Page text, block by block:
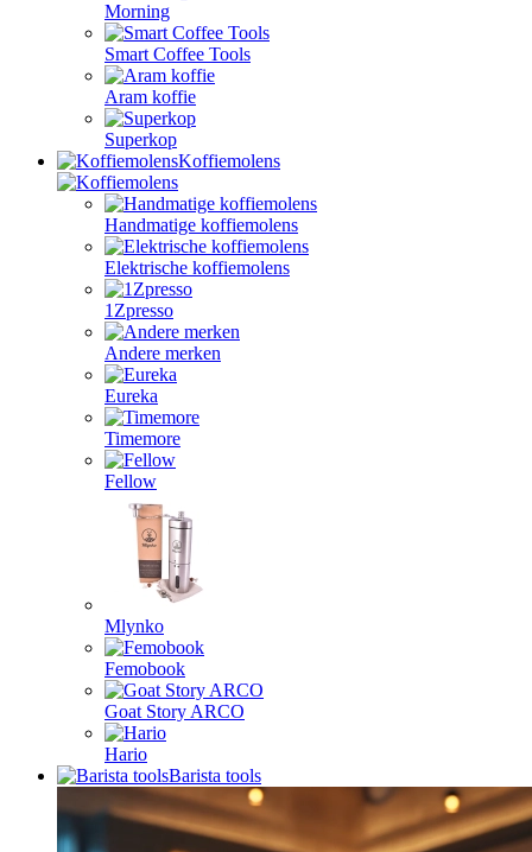
Morning
Smart Coffee Tools
Aram koffie
Superkop
Koffiemolens
Handmatige koffiemolens
Elektrische koffiemolens
1Zpresso
Andere merken
Eureka
Timemore
Fellow
Mlynko
Femobook
Goat Story ARCO
Hario
Barista tools